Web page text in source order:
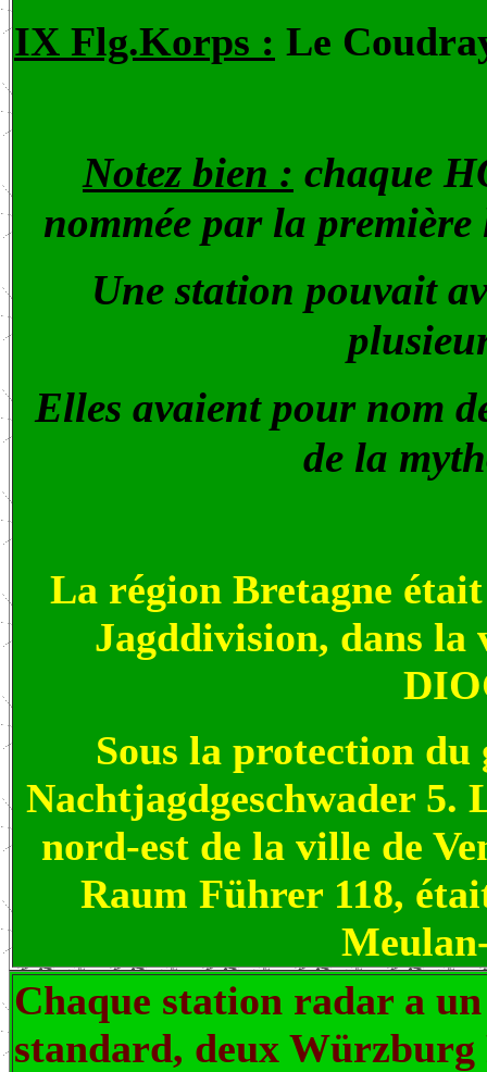
IX Flg.Korps : Le
Notez bien : chaque
nommée par la
Une station pouvait
Elles avaient pour nom
de la
La région Bretagne
Jagddivision, dans la
Sous la protection du
Nachtjagdgeschwader 5.
nord-est de la ville de
Raum Führer 118,
Chaque station radar a
standard, deux